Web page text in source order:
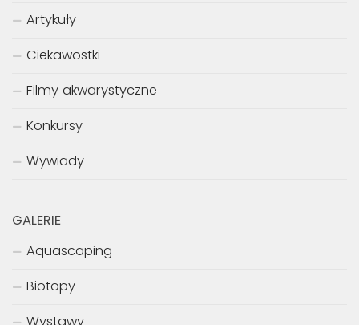
Artykuły
Ciekawostki
Filmy akwarystyczne
Konkursy
Wywiady
GALERIE
Aquascaping
Biotopy